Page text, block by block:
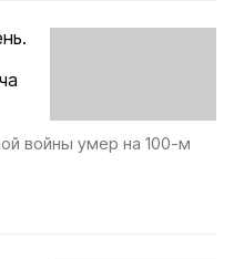
войны умер на 100-м